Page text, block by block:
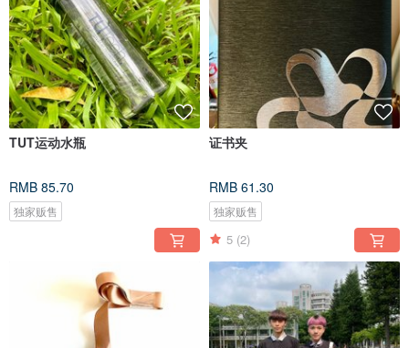
TUT运动水瓶
RMB 85.70
独家贩售
证书夹
RMB 61.30
独家贩售
5 (2)